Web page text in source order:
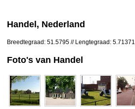
Handel, Nederland
Breedtegraad: 51.5795 // Lengtegraad: 5.71371
Foto's van Handel